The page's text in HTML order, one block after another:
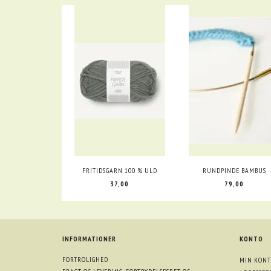
FRITIDSGARN 100 % ULD
37,00
RUNDPINDE BAMBUS
79,00
INFORMATIONER
FORTROLIGHED
KONTO
MIN